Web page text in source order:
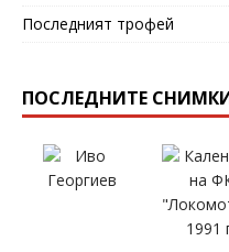
Последният трофей
ПОСЛЕДНИТЕ